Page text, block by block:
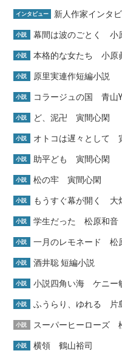
インタビュー 新人作家インタ
小説 幕間は波のごとく 小
小説 本格的な女たち 小原
小説 原里実連作短編小説
小説 コラージュの国 青山
小説 ど、泥卍 寅間心閑
小説 オトコは遅々として
小説 助平ども 寅間心閑
小説 松の牢 寅間心閑
小説 もうすぐ幕が開く 大
小説 学生だった 松原和音
小説 一月のレモネード 松
小説 酒井聡 短編小説
小説 小説四角い海 ケニー
小説 ふうらり、ゆれる 片
小説 スーパーヒーローズ
小説 横領 鶴山裕司